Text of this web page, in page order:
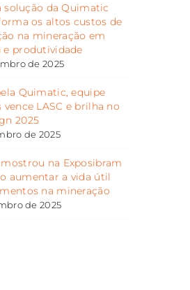
solução da Quimatic
os altos custos de
na mineração em
e produtividade
de 2025
Quimatic, equipe
vence LASC e brilha no
2025
de 2025
na Exposibram
aumentar a vida útil
na mineração
de 2025